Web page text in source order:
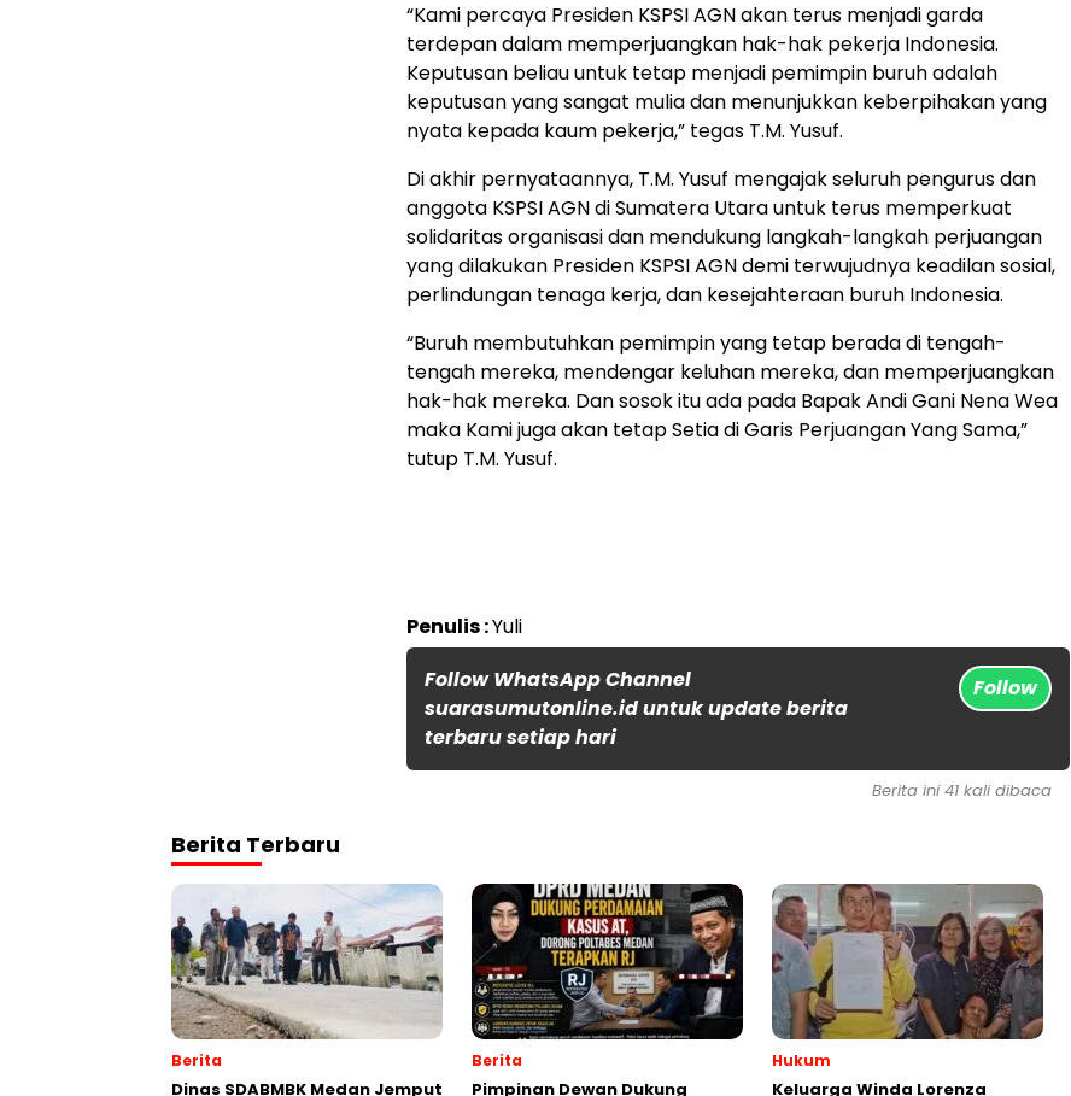
“Kami percaya Presiden KSPSI AGN akan terus menjadi garda
terdepan dalam memperjuangkan hak-hak pekerja Indonesia.
Keputusan beliau untuk tetap menjadi pemimpin buruh adalah
keputusan yang sangat mulia dan menunjukkan keberpihakan yang
nyata kepada kaum pekerja,” tegas T.M. Yusuf.
Di akhir pernyataannya, T.M. Yusuf mengajak seluruh pengurus dan
anggota KSPSI AGN di Sumatera Utara untuk terus memperkuat
solidaritas organisasi dan mendukung langkah-langkah perjuangan
yang dilakukan Presiden KSPSI AGN demi terwujudnya keadilan sosial,
perlindungan tenaga kerja, dan kesejahteraan buruh Indonesia.
“Buruh membutuhkan pemimpin yang tetap berada di tengah-
tengah mereka, mendengar keluhan mereka, dan memperjuangkan
hak-hak mereka. Dan sosok itu ada pada Bapak Andi Gani Nena Wea
maka Kami juga akan tetap Setia di Garis Perjuangan Yang Sama,”
tutup T.M. Yusuf.
Penulis :Yuli
Follow WhatsApp Channel
suarasumutonline.id untuk update berita
terbaru setiap hari
Follow
Berita ini 41 kali dibaca
Berita Terbaru
Berita
Dinas SDABMBK Medan Jemput
Berita
Pimpinan Dewan Dukung
Hukum
Keluarga Winda Lorenza